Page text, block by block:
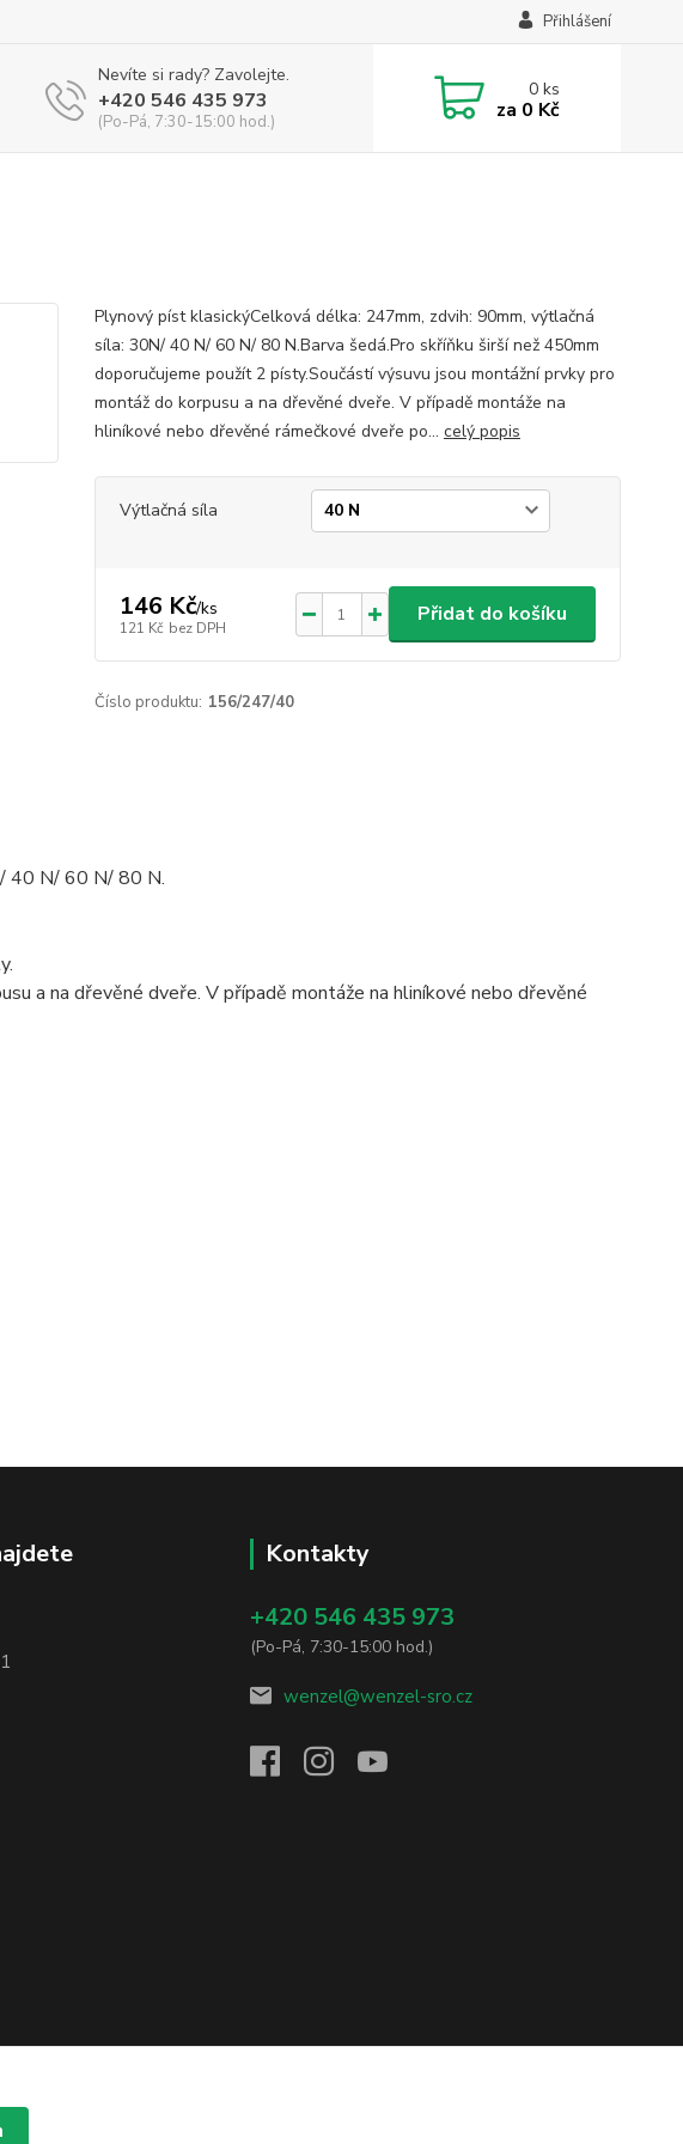
Přihlášení
Nevíte si rady? Zavolejte.
+420 546 435 973
(Po-Pá, 7:30-15:00 hod.)
0ks
za 0 Kč
Plynový píst klasickýCelková délka: 247mm, zdvih: 90mm, výtlačná
síla: 30N/ 40 N/ 60 N/ 80 N.Barva šedá.Pro skříňku širší než 450mm
doporučujeme použít 2 písty.Součástí výsuvu jsou montážní prvky pro
montáž do korpusu a na dřevěné dveře. V případě montáže na
hliníkové nebo dřevěné rámečkové dveře po... celý popis
Výtlačná síla
146 Kč/ks
121 Kč bez DPH
Přidat do košíku
Číslo produktu: 156/247/40
40 N/ 60 N/ 80 N.
a na dřevěné dveře. V případě montáže na hliníkové nebo dřevěné
Kontakty
+420 546 435 973
(Po-Pá, 7:30-15:00 hod.)
wenzel@wenzel-sro.cz